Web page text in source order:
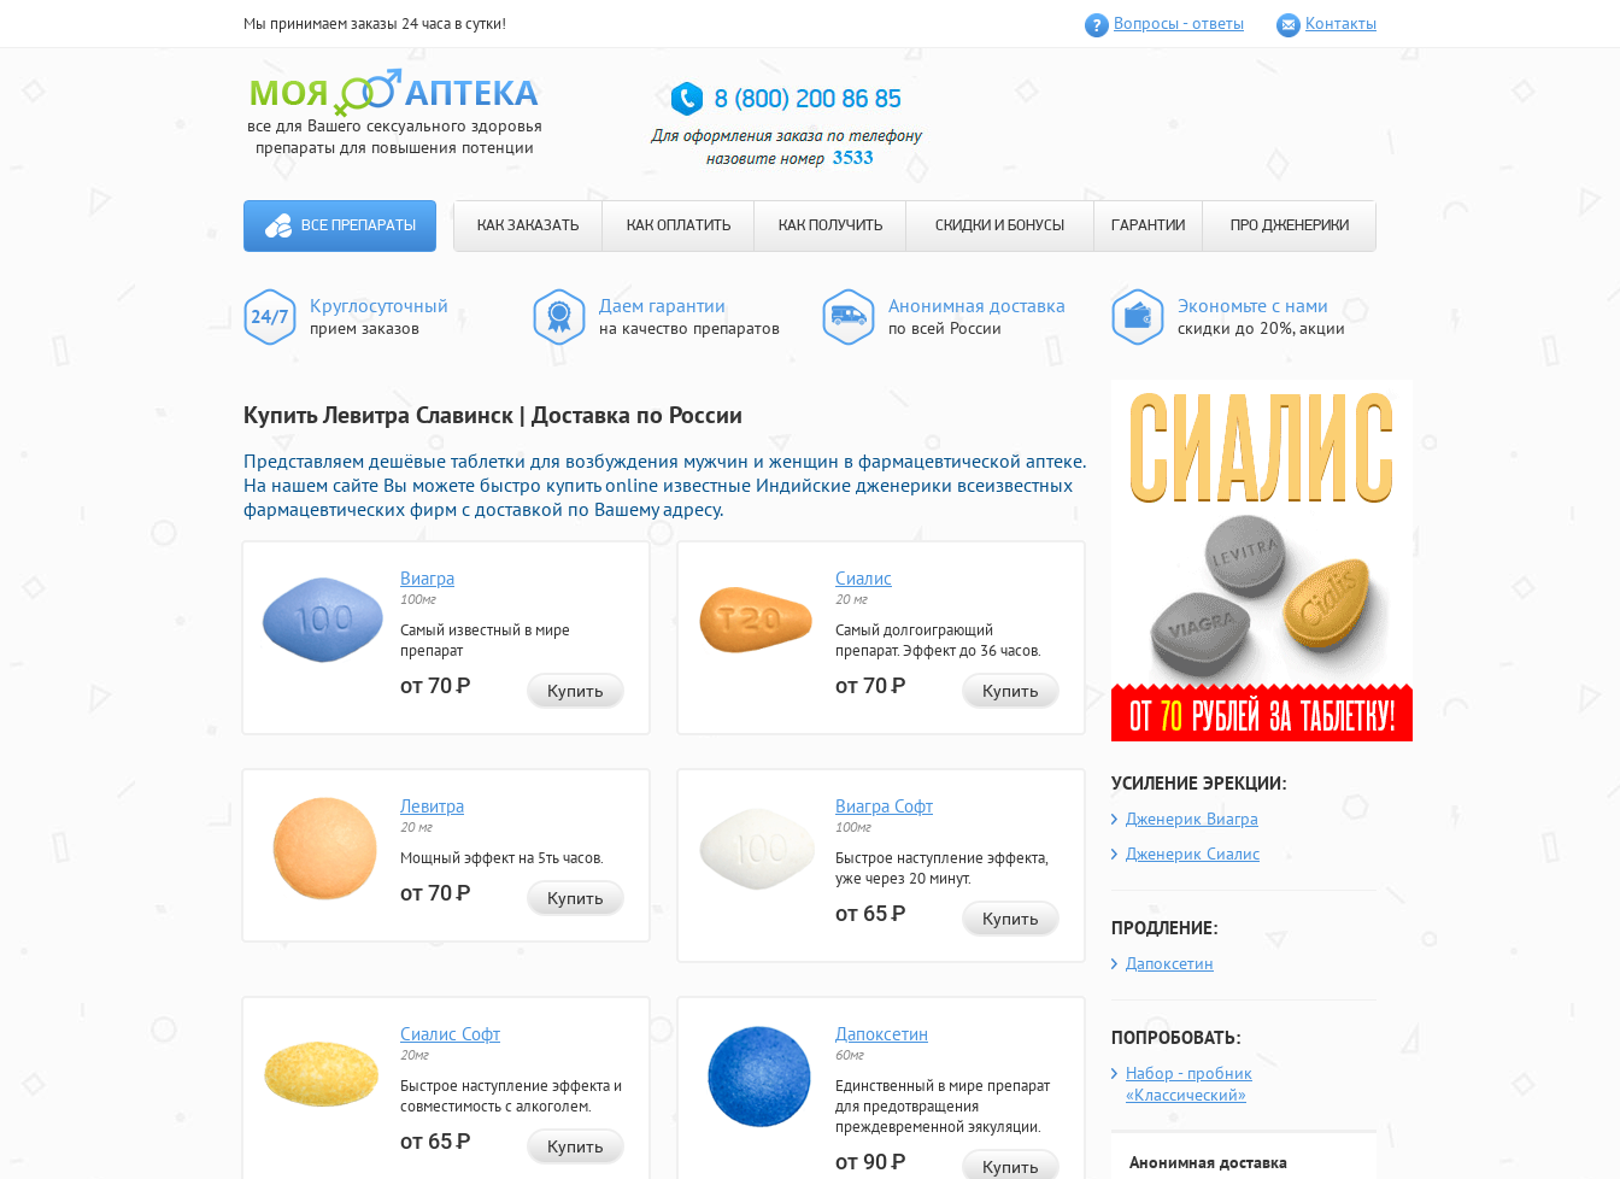
Мы принимаем заказы 24 часа в сутки! Вопросы - ответы Контакты
все для Вашего сексуального здоровья
препараты для повышения потенции
ВСЕ ПРЕПАРАТЫ КАК ЗАКАЗАТЬ КАК ОПЛАТИТЬ КАК ПОЛУЧИТЬ СКИДКИ И БОНУСЫ ГАРАНТИИ ПРО ДЖЕНЕРИКИ
Круглосуточный
прием заказов
Даем гарантии
на качество препаратов
Анонимная доставка
по всей России
Экономьте с нами
скидки до 20%, акции
Купить Левитра Славинск | Доставка по России
Представляем дешёвые таблетки для возбуждения мужчин и женщин в фармацевтической аптеке.
На нашем сайте Вы можете быстро купить online известные Индийские дженерики всеизвестных
фармацевтических фирм с доставкой по Вашему адресу.
Виагра
100мг
Самый известный в мире
препарат
от 70Р Купить
Сиалис
20 мг
Самый долгоиграющий
препарат. Эффект до 36 часов.
от 70Р Купить
Левитра
20 мг
Мощный эффект на 5ть часов.
от 70Р Купить
Виагра Софт
100мг
Быстрое наступление эффекта,
уже через 20 минут.
от 65Р Купить
Сиалис Софт
20мг
Быстрое наступление эффекта и
совместимость с алкоголем.
от 65Р Купить
Дапоксетин
60мг
Единственный в мире препарат
для предотвращения
преждевременной эякуляции.
от 90Р Купить
УСИЛЕНИЕ ЭРЕКЦИИ:
Дженерик Виагра
Дженерик Сиалис
ПРОДЛЕНИЕ:
Дапоксетин
ПОПРОБОВАТЬ:
Набор - пробник
«Классический»
Анонимная доставка